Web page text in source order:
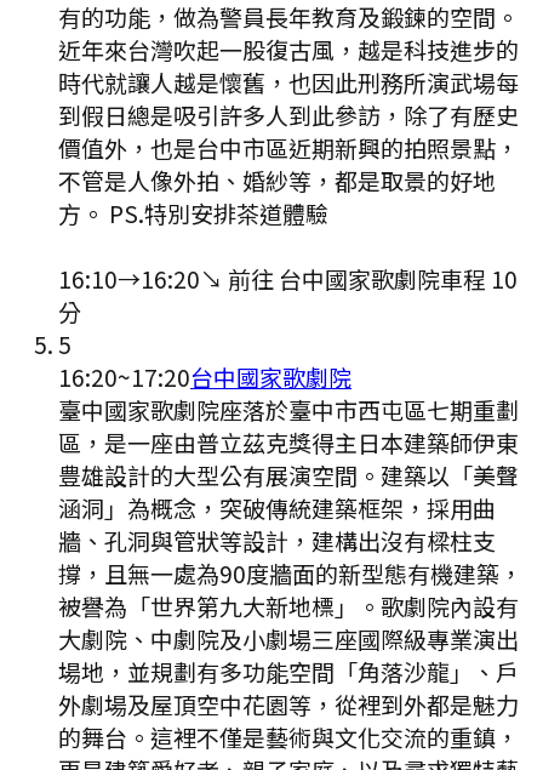
有的功能，做為警員長年教育及鍛鍊的空間。
近年來台灣吹起一股復古風，越是科技進步的
時代就讓人越是懷舊，也因此刑務所演武場每
到假日總是吸引許多人到此參訪，除了有歷史
價值外，也是台中市區近期新興的拍照景點，
不管是人像外拍、婚紗等，都是取景的好地
方。 PS.特別安排茶道體驗
16:10→16:20↘ 前往 台中國家歌劇院車程 10
分
5
16:20~17:20台中國家歌劇院
臺中國家歌劇院座落於臺中市西屯區七期重劃
區，是一座由普立茲克獎得主日本建築師伊東
豊雄設計的大型公有展演空間。建築以「美聲
涵洞」為概念，突破傳統建築框架，採用曲
牆、孔洞與管狀等設計，建構出沒有樑柱支
撐，且無一處為90度牆面的新型態有機建築，
被譽為「世界第九大新地標」。歌劇院內設有
大劇院、中劇院及小劇場三座國際級專業演出
場地，並規劃有多功能空間「角落沙龍」、戶
外劇場及屋頂空中花園等，從裡到外都是魅力
的舞台。這裡不僅是藝術與文化交流的重鎮，